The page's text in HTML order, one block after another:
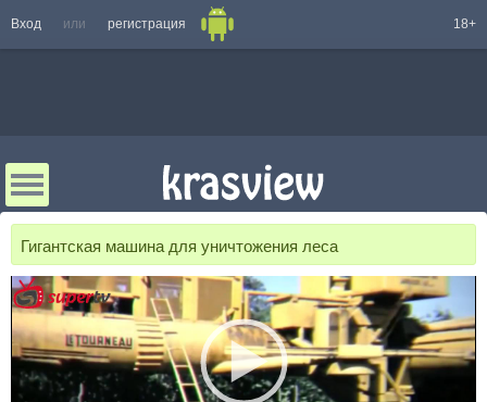
Вход или регистрация 18+
Гигантская машина для уничтожения леса